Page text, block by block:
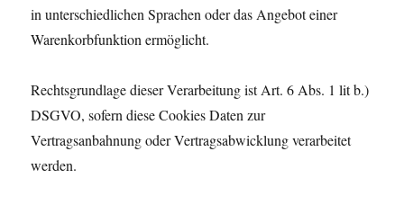
in unterschiedlichen Sprachen oder das Angebot einer
Warenkorbfunktion ermöglicht.
Rechtsgrundlage dieser Verarbeitung ist Art. 6 Abs. 1 lit b.)
DSGVO, sofern diese Cookies Daten zur
Vertragsanbahnung oder Vertragsabwicklung verarbeitet
werden.